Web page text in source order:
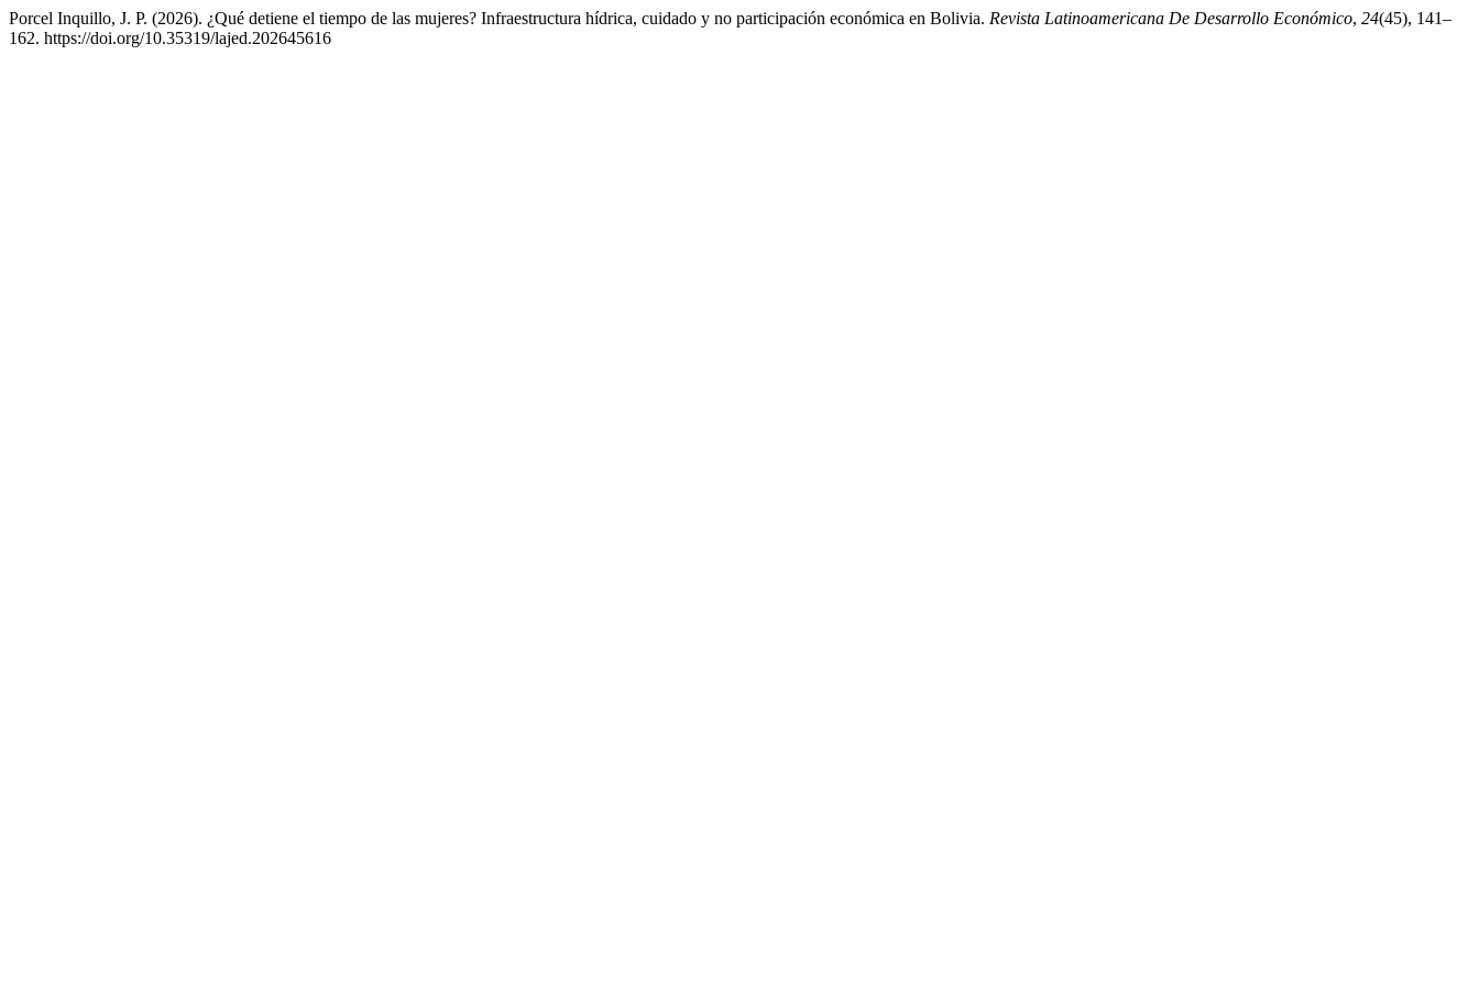
Porcel Inquillo, J. P. (2026). ¿Qué detiene el tiempo de las mujeres? Infraestructura hídrica, cuidado y no participación económica en Bolivia. Revista Latinoamericana De Desarrollo Económico, 24(45), 141–
162. https://doi.org/10.35319/lajed.202645616